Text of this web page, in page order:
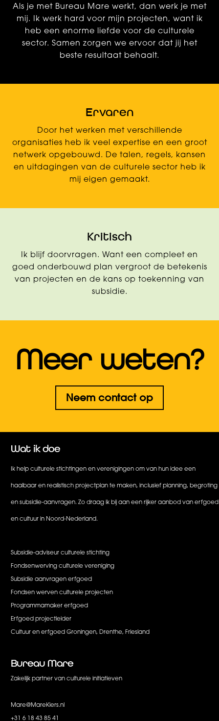
Als je met Bureau Mare werkt, dan werk je met
mij. Ik werk hard voor mijn projecten, want ik
heb een enorme liefde voor de culturele
sector. Samen zorgen we ervoor dat jij het
beste resultaat behaalt.
Ervaren
Door het werken met verschillende
organisaties heb ik veel expertise en een groot
netwerk opgebouwd. De talen, regels, kansen
en uitdagingen van de culturele sector heb ik
mij eigen gemaakt.
Kritisch
Ik blijf doorvragen. Want een compleet en
goed onderbouwd plan vergroot de betekenis
van projecten en de kans op toekenning van
subsidie.
Meer weten?
Neem contact op
Wat ik doe
Ik help culturele stichtingen en verenigingen om van hun idee een
haalbaar en realistisch projectplan te maken, inclusief planning, begroting
en subsidie-aanvragen. Zo draag ik bij aan een rijker aanbod van erfgoed
en cultuur in Noord-Nederland.
Subsidie-adviseur culturele stichting
Fondsenwerving culturele vereniging
Subsidie aanvragen erfgoed
Fondsen werven culturele projecten
Programmamaker erfgoed
Erfgoed projectleider
Cultuur en erfgoed Groningen, Drenthe, Friesland
Bureau Mare
Zakelijk partner van culturele initiatieven
Mare@MareKiers.nl
+31 6 18 43 85 41